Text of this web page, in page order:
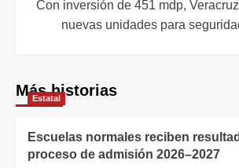
Con inversión de 451 mdp,
nuevas unidades para
Más historias
Estatal
Escuelas normales reciben
proceso de admisión 2026–2027